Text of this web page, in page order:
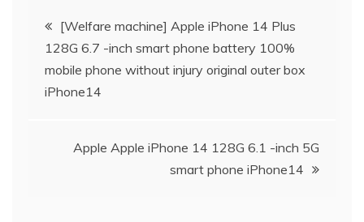
文
章
導
[Welfare machine] Apple iPhone 14 Plus
128G 6.7 -inch smart phone battery 100%
mobile phone without injury original outer box
iPhone14
Apple Apple iPhone 14 128G 6.1 -inch 5G
smart phone iPhone14